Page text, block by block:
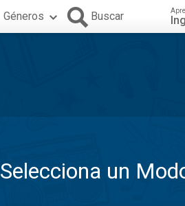
Géneros Buscar
Selecciona un